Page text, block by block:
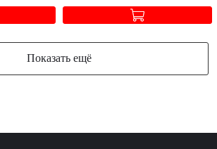
Показать ещё